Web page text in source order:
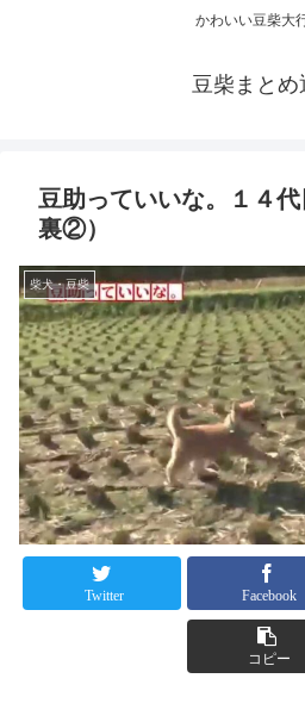
かわいい豆柴大
豆柴まとめ
豆助っていいな。１４
裏②）
柴犬・豆柴
Twitter Facebook
コピー